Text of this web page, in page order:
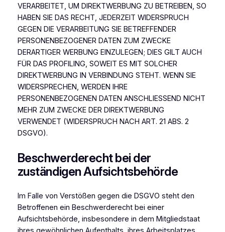
VERARBEITET, UM DIREKTWERBUNG ZU BETREIBEN, SO
HABEN SIE DAS RECHT, JEDERZEIT WIDERSPRUCH
GEGEN DIE VERARBEITUNG SIE BETREFFENDER
PERSONENBEZOGENER DATEN ZUM ZWECKE
DERARTIGER WERBUNG EINZULEGEN; DIES GILT AUCH
FÜR DAS PROFILING, SOWEIT ES MIT SOLCHER
DIREKTWERBUNG IN VERBINDUNG STEHT. WENN SIE
WIDERSPRECHEN, WERDEN IHRE
PERSONENBEZOGENEN DATEN ANSCHLIESSEND NICHT
MEHR ZUM ZWECKE DER DIREKTWERBUNG
VERWENDET (WIDERSPRUCH NACH ART. 21 ABS. 2
DSGVO).
Beschwerde­recht bei der
zuständigen Aufsichts­behörde
Im Falle von Verstößen gegen die DSGVO steht den
Betroffenen ein Beschwerderecht bei einer
Aufsichtsbehörde, insbesondere in dem Mitgliedstaat